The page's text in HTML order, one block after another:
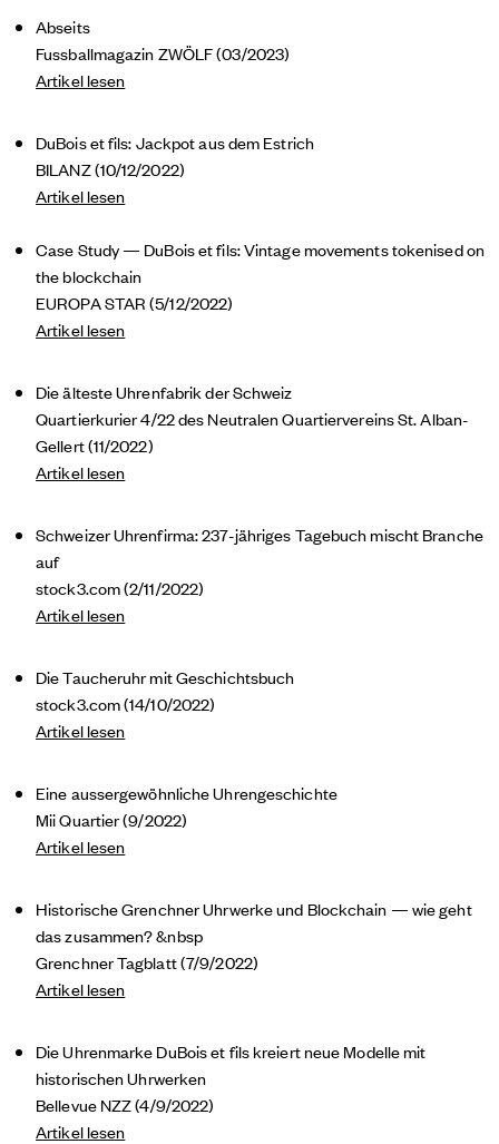
Abseits
Fussballmagazin ZWÖLF (03/2023)
Artikel lesen
DuBois et fils: Jackpot aus dem Estrich
BILANZ (10/12/2022)
Artikel lesen
Case Study — DuBois et fils: Vintage movements tokenised on
the blockchain
EUROPA STAR (5/12/2022)
Artikel lesen
Die älteste Uhrenfabrik der Schweiz
Quartierkurier 4/22 des Neutralen Quartiervereins St. Alban-
Gellert (11/2022)
Artikel lesen
Schweizer Uhrenfirma: 237-jähriges Tagebuch mischt Branche
auf
stock3.com (2/11/2022)
Artikel lesen
Die Taucheruhr mit Geschichtsbuch
stock3.com (14/10/2022)
Artikel lesen
Eine aussergewöhnliche Uhrengeschichte
Mii Quartier (9/2022)
Artikel lesen
Historische Grenchner Uhrwerke und Blockchain — wie geht
das zusammen? &nbsp
Grenchner Tagblatt (7/9/2022)
Artikel lesen
Die Uhrenmarke DuBois et fils kreiert neue Modelle mit
historischen Uhrwerken
Bellevue NZZ (4/9/2022)
Artikel lesen